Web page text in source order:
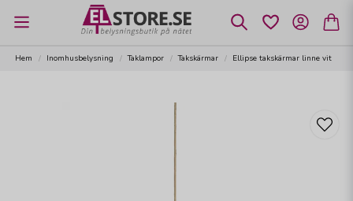
Hem Inomhusbelysning Taklampor Takskärmar Ellipse takskärmar linne vit